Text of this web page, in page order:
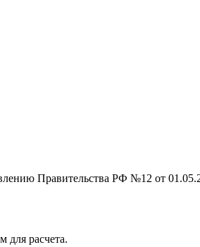
Правительства РФ №12 от
для расчета.